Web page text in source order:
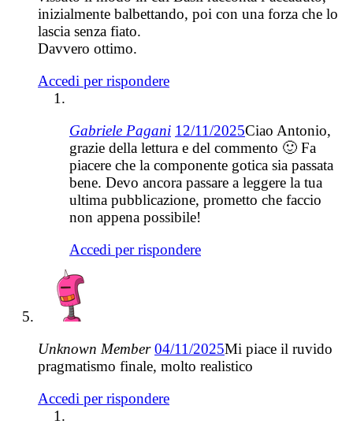
inizialmente balbettando, poi con una forza che lo
lascia senza fiato.
Davvero ottimo.
Accedi per rispondere
Gabriele Pagani 12/11/2025Ciao Antonio,
grazie della lettura e del commento 🙂 Fa
piacere che la componente gotica sia passata
bene. Devo ancora passare a leggere la tua
ultima pubblicazione, prometto che faccio
non appena possibile!
Accedi per rispondere
Unknown Member 04/11/2025Mi piace il ruvido
pragmatismo finale, molto realistico
Accedi per rispondere